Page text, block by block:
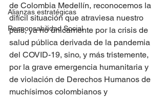
Alianzas estratégicas
Responsabilidad Social
de Colombia Medellín, reconocemos la
difícil situación que atraviesa nuestro
país, ya no únicamente por la crisis de
salud pública derivada de la pandemia
del COVID-19, sino, y más tristemente,
por la grave emergencia humanitaria y
de violación de Derechos Humanos de
muchísimos colombianos y